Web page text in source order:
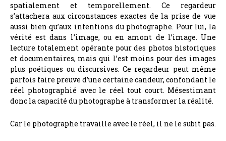
spatialement et temporellement. Ce regardeur
s’attachera aux circonstances exactes de la prise de vue
aussi bien qu’aux intentions du photographe. Pour lui, la
vérité est dans l’image, ou en amont de l’image. Une
lecture totalement opérante pour des photos historiques
et documentaires, mais qui l’est moins pour des images
plus poétiques ou discursives. Ce regardeur peut même
parfois faire preuve d’une certaine candeur, confondant le
réel photographié avec le réel tout court. Mésestimant
donc la capacité du photographe à transformer la réalité.
Car le photographe travaille avec le réel, il ne le subit pas.